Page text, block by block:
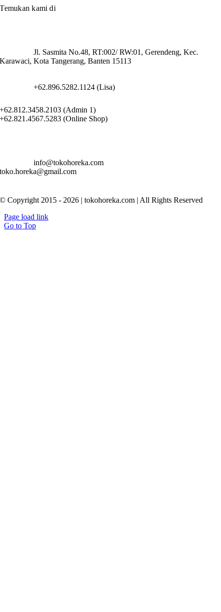
Temukan kami di
Jl. Sasmita No.48, RT:002/ RW:01, Gerendeng, Kec.
Karawaci, Kota Tangerang, Banten 15113
+62.896.5282.1124 (Lisa)
+62.812.3458.2103 (Admin 1)
+62.821.4567.5283 (Online Shop)
info@tokohoreka.com
toko.horeka@gmail.com
© Copyright 2015 - 2026 | tokohoreka.com | All Rights Reserved
Page load link
Go to Top